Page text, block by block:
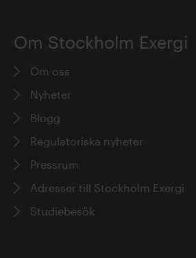
Om Stockholm Exergi
Om oss
Nyheter
Blogg
Regulatoriska nyheter
Pressrum
Adresser till Stockholm Exergi
Studiebesök